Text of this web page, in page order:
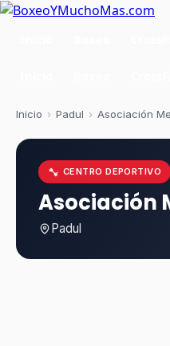
Inicio › Padul › Asociación
CENTRO DEPORTIVO
Asociación
Padul